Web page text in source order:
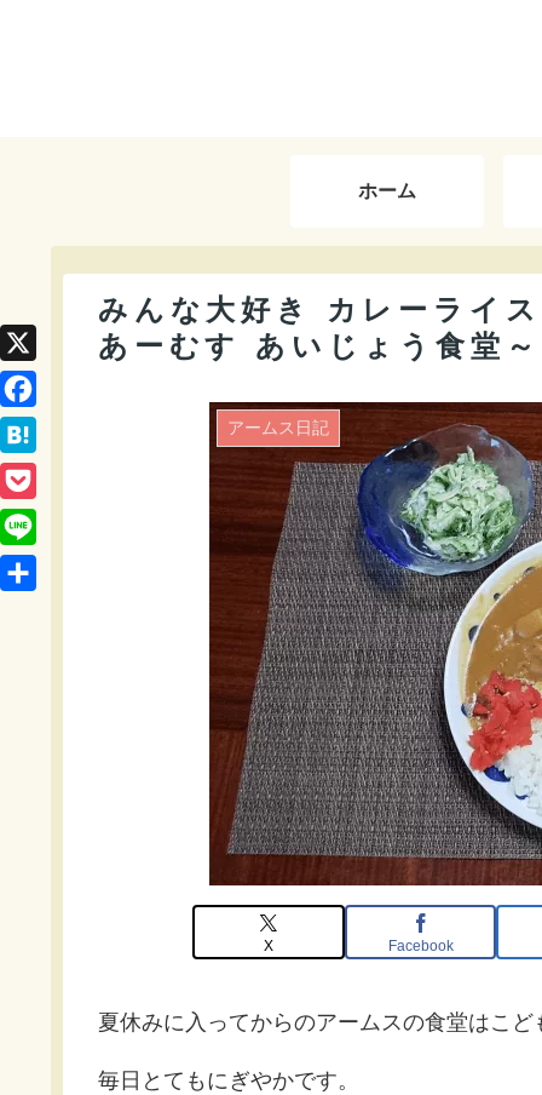
ホーム
みんな大好き カレーライ
あーむす あいじょう食堂～
アームス日記
X Facebook
夏休みに入ってからのアームスの食堂はこど
毎日とてもにぎやかです。
X
F
a
c
e
b
H
a
t
e
P
o
c
L